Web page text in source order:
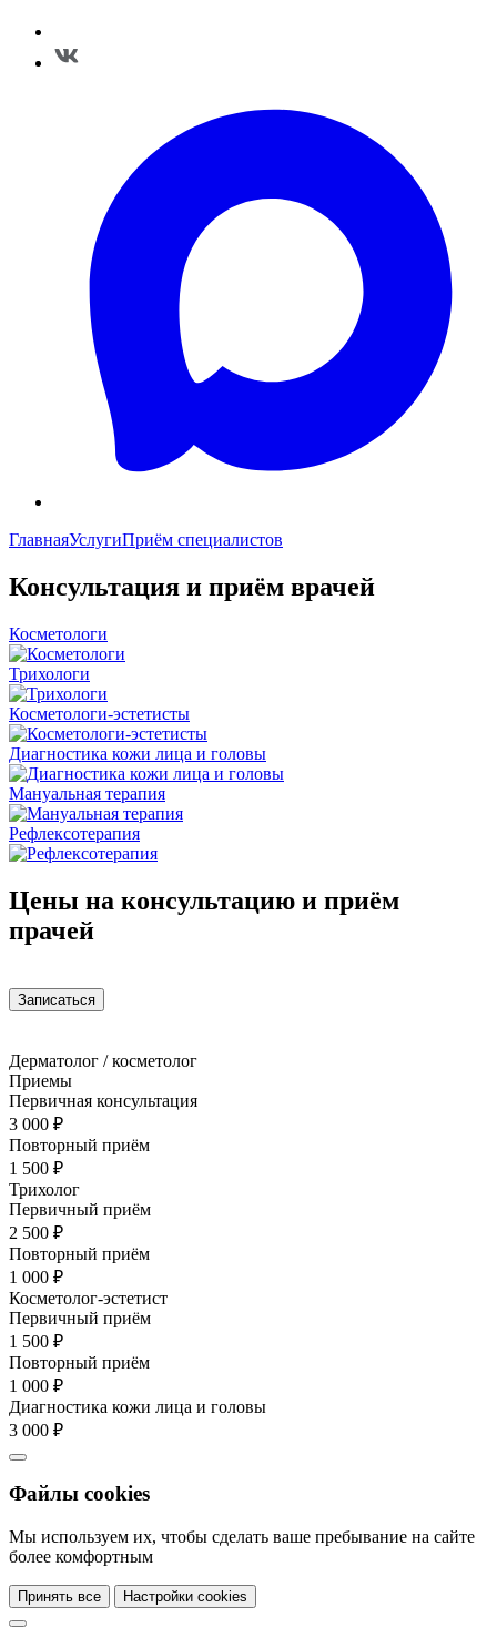
ГлавнаяУслугиПриём специалистов
Консультация и приём врачей
Косметологи
Трихологи
Косметологи-эстетисты
Диагностика кожи лица и головы
Мануальная терапия
Рефлексотерапия
Цены на консультацию и приём
прачей
Записаться
Дерматолог / косметолог
Приемы
Первичная консультация
3 000 ₽
Повторный приём
1 500 ₽
Трихолог
Первичный приём
2 500 ₽
Повторный приём
1 000 ₽
Косметолог-эстетист
Первичный приём
1 500 ₽
Повторный приём
1 000 ₽
Диагностика кожи лица и головы
3 000 ₽
Файлы cookies
Мы используем их, чтобы сделать ваше пребывание на сайте
более комфортным
Принять все Настройки cookies